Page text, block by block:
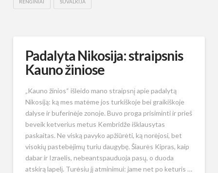
RENGINIAI SUVALKIJA
Padalyta Nikosija: straipsnis
Kauno žiniose
„Kauno žinios“ išleido mano straipsnį apie padalytą
Nikosiją: ką mes matėme jos turkiškoje bei graikiškoje
dalyse ir buferinėje zonoje. Buvo proga prisiminti ir prieš
beveik ketverius metus Kembridže išklausytas
paskaitas. Ne viską pavyko apžiūrėti, ką norėjosi, bet
visokių pastebėjimų turiu daugybę. Šiaurės Kipras, kaip
dabar ir Izraelis, nebeantspauduoja pasų, o duoda
atskirą lapelį. Turėsiu jį atminimui: jame net po keturis …